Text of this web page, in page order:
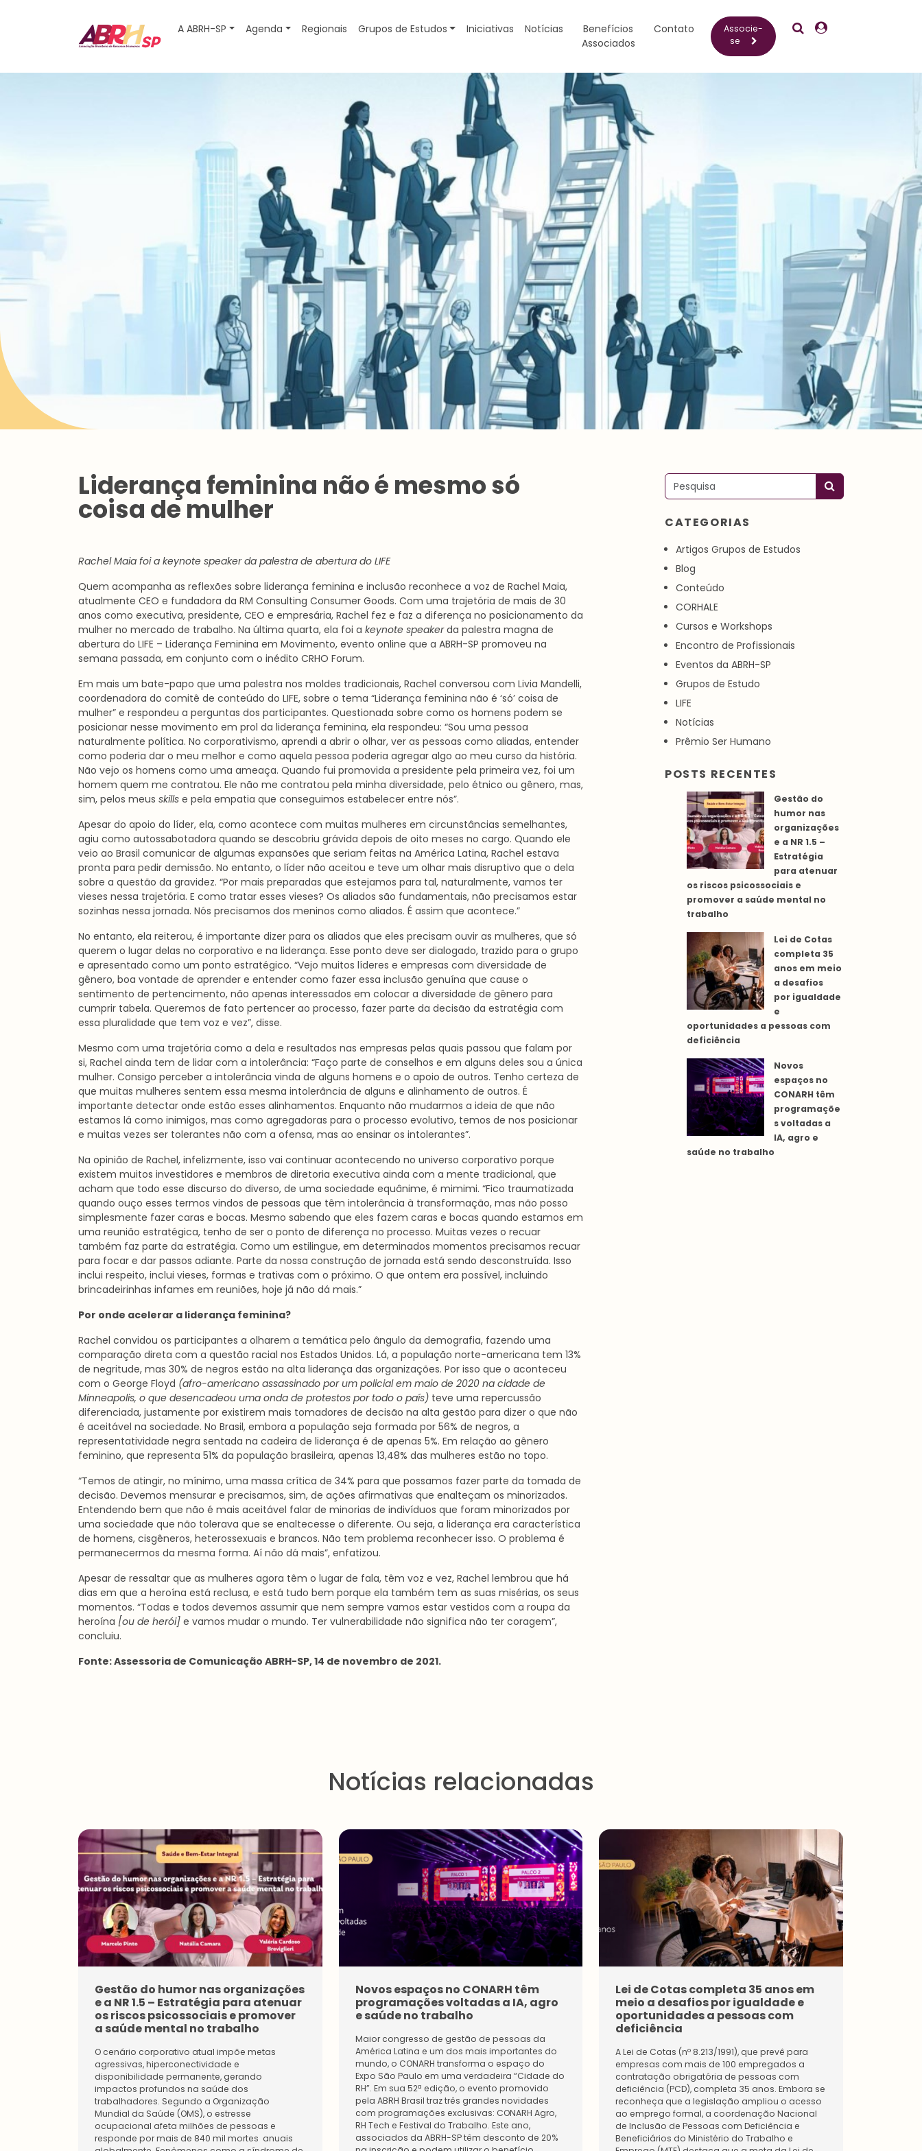
Navegação principal
A ABRH-SP Agenda Regionais Grupos de Estudos Iniciativas Notícias
Benefícios
Associados
Contato
Associe-
se
PesquisarCrescentia
Liderança feminina não é mesmo só
coisa de mulher
Rachel Maia foi a keynote speaker da palestra de abertura do LIFE
Quem acompanha as reflexões sobre liderança feminina e inclusão reconhece a voz de Rachel Maia,
atualmente CEO e fundadora da RM Consulting Consumer Goods. Com uma trajetória de mais de 30
anos como executiva, presidente, CEO e empresária, Rachel fez e faz a diferença no posicionamento da
mulher no mercado de trabalho. Na última quarta, ela foi a keynote speakerda palestra magna de
abertura do LIFE – Liderança Feminina em Movimento, evento online que a ABRH-SP promoveu na
semana passada, em conjunto com o inédito CRHO Forum.
Em mais um bate-papo que uma palestra nos moldes tradicionais, Rachel conversou com Livia Mandelli,
coordenadora do comitê de conteúdo do LIFE, sobre o tema “Liderança feminina não é ‘só’ coisa de
mulher” e respondeu a perguntas dos participantes. Questionada sobre como os homens podem se
posicionar nesse movimento em prol da liderança feminina, ela respondeu: “Sou uma pessoa
naturalmente política. No corporativismo, aprendi a abrir o olhar, ver as pessoas como aliadas, entender
como poderia dar o meu melhor e como aquela pessoa poderia agregar algo ao meu curso da história.
Não vejo os homens como uma ameaça. Quando fui promovida a presidente pela primeira vez, foi um
homem quem me contratou. Ele não me contratou pela minha diversidade, pelo étnico ou gênero, mas,
sim, pelos meus skills e pela empatia que conseguimos estabelecer entre nós”.
Apesar do apoio do líder, ela, como acontece com muitas mulheres em circunstâncias semelhantes,
agiu como autossabotadora quando se descobriu grávida depois de oito meses no cargo. Quando ele
veio ao Brasil comunicar de algumas expansões que seriam feitas na América Latina, Rachel estava
pronta para pedir demissão. No entanto, o líder não aceitou e teve um olhar mais disruptivo que o dela
sobre a questão da gravidez. “Por mais preparadas que estejamos para tal, naturalmente, vamos ter
vieses nessa trajetória. E como tratar esses vieses? Os aliados são fundamentais, não precisamos estar
sozinhas nessa jornada. Nós precisamos dos meninos como aliados. É assim que acontece.”
No entanto, ela reiterou, é importante dizer para os aliados que eles precisam ouvir as mulheres, que só
querem o lugar delas no corporativo e na liderança. Esse ponto deve ser dialogado, trazido para o grupo
e apresentado como um ponto estratégico. “Vejo muitos líderes e empresas com diversidade de
gênero, boa vontade de aprender e entender como fazer essa inclusão genuína que cause o
sentimento de pertencimento, não apenas interessados em colocar a diversidade de gênero para
cumprir tabela. Queremos de fato pertencer ao processo, fazer parte da decisão da estratégia com
essa pluralidade que tem voz e vez”, disse.
Mesmo com uma trajetória como a dela e resultados nas empresas pelas quais passou que falam por
si, Rachel ainda tem de lidar com a intolerância: “Faço parte de conselhos e em alguns deles sou a única
mulher. Consigo perceber a intolerância vinda de alguns homens e o apoio de outros. Tenho certeza de
que muitas mulheres sentem essa mesma intolerância de alguns e alinhamento de outros. É
importante detectar onde estão esses alinhamentos. Enquanto não mudarmos a ideia de que não
estamos lá como inimigos, mas como agregadoras para o processo evolutivo, temos de nos posicionar
e muitas vezes ser tolerantes não com a ofensa, mas ao ensinar os intolerantes”.
Na opinião de Rachel, infelizmente, isso vai continuar acontecendo no universo corporativo porque
existem muitos investidores e membros de diretoria executiva ainda com a mente tradicional, que
acham que todo esse discurso do diverso, de uma sociedade equânime, é mimimi. “Fico traumatizada
quando ouço esses termos vindos de pessoas que têm intolerância à transformação, mas não posso
simplesmente fazer caras e bocas. Mesmo sabendo que eles fazem caras e bocas quando estamos em
uma reunião estratégica, tenho de ser o ponto de diferença no processo. Muitas vezes o recuar
também faz parte da estratégia. Como um estilingue, em determinados momentos precisamos recuar
para focar e dar passos adiante. Parte da nossa construção de jornada está sendo desconstruída. Isso
inclui respeito, inclui vieses, formas e trativas com o próximo. O que ontem era possível, incluindo
brincadeirinhas infames em reuniões, hoje já não dá mais.”
Por onde acelerar a liderança feminina?
Rachel convidou os participantes a olharem a temática pelo ângulo da demografia, fazendo uma
comparação direta com a questão racial nos Estados Unidos. Lá, a população norte-americana tem 13%
de negritude, mas 30% de negros estão na alta liderança das organizações. Por isso que o aconteceu
com o George Floyd (afro-americano assassinado por um policial em maio de 2020 na cidade de
Minneapolis, o que desencadeou uma onda de protestos por todo o país) teve uma repercussão
diferenciada, justamente por existirem mais tomadores de decisão na alta gestão para dizer o que não
é aceitável na sociedade. No Brasil, embora a população seja formada por 56% de negros, a
representatividade negra sentada na cadeira de liderança é de apenas 5%. Em relação ao gênero
feminino, que representa 51% da população brasileira, apenas 13,48% das mulheres estão no topo.
“Temos de atingir, no mínimo, uma massa crítica de 34% para que possamos fazer parte da tomada de
decisão. Devemos mensurar e precisamos, sim, de ações afirmativas que enalteçam os minorizados.
Entendendo bem que não é mais aceitável falar de minorias de indivíduos que foram minorizados por
uma sociedade que não tolerava que se enaltecesse o diferente. Ou seja, a liderança era característica
de homens, cisgêneros, heterossexuais e brancos. Não tem problema reconhecer isso. O problema é
permanecermos da mesma forma. Aí não dá mais”, enfatizou.
Apesar de ressaltar que as mulheres agora têm o lugar de fala, têm voz e vez, Rachel lembrou que há
dias em que a heroína está reclusa, e está tudo bem porque ela também tem as suas misérias, os seus
momentos. “Todas e todos devemos assumir que nem sempre vamos estar vestidos com a roupa da
heroína [ou de herói] e vamos mudar o mundo. Ter vulnerabilidade não significa não ter coragem”,
concluiu.
Fonte: Assessoria de Comunicação ABRH-SP, 14 de novembro de 2021.
Pesquisar
CATEGORIAS
Artigos Grupos de Estudos
Blog
Conteúdo
CORHALE
Cursos e Workshops
Encontro de Profissionais
Eventos da ABRH-SP
Grupos de Estudo
LIFE
Notícias
Prêmio Ser Humano
POSTS RECENTES
Gestão do
humor nas
organizações
e a NR 1.5 –
Estratégia
para atenuar
os riscos psicossociais e
promover a saúde mental no
trabalho
Lei de Cotas
completa 35
anos em meio
a desafios
por igualdade
e
oportunidades a pessoas com
deficiência
Novos
espaços no
CONARH têm
programaçõe
s voltadas a
IA, agro e
saúde no trabalho
Notícias relacionadas
Gestão do humor nas organizações
e a NR 1.5 – Estratégia para atenuar
os riscos psicossociais e promover
a saúde mental no trabalho
O cenário corporativo atual impõe metas
agressivas, hiperconectividade e
disponibilidade permanente, gerando
impactos profundos na saúde dos
trabalhadores. Segundo a Organização
Mundial da Saúde (OMS), o estresse
ocupacional afeta milhões de pessoas e
responde por mais de 840 mil mortes anuais
Novos espaços no CONARH têm
programações voltadas a IA, agro
e saúde no trabalho
Maior congresso de gestão de pessoas da
América Latina e um dos mais importantes do
mundo, o CONARH transforma o espaço do
Expo São Paulo em uma verdadeira “Cidade do
RH”. Em sua 52ª edição, o evento promovido
pela ABRH Brasil traz três grandes novidades
com programações exclusivas: CONARH Agro,
RH Tech e Festival do Trabalho. Este ano,
associados da ABRH-SP têm desconto de 20%
Lei de Cotas completa 35 anos em
meio a desafios por igualdade e
oportunidades a pessoas com
deficiência
A Lei de Cotas (nº 8.213/1991), que prevê para
empresas com mais de 100 empregados a
contratação obrigatória de pessoas com
deficiência (PCD), completa 35 anos. Embora se
reconheça que a legislação ampliou o acesso
ao emprego formal, a coordenação Nacional
de Inclusão de Pessoas com Deficiência e
Beneficiários do Ministério do Trabalho e
Estudantes
Inicie a
rede
de
conexõ
maior
comun
idade
do
setor.
Conect
e-se
com
líderes
Pessoa
Física
Impulsi
one a
a e
conect
e-se
com
os
especi
alistas
sobre
gestão
de
Pessoa
Física
Premium
Tenha
acesso
s
Pessoa
Jurídica
ça o
seu
negóci
o e
parte
da
maior
comun
idade
de
Recurs
os
Pessoa
Jurídica
Premium
Tenha
acesso
s
vos e
diferen
ciados
comun
idade
de
Recurs
os
Human
os.
Conhe
ça os